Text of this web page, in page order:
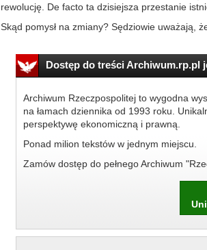
rewolucję. De facto ta dzisiejsza przestanie
Skąd pomysł na zmiany? Sędziowie uważają,
Dostęp do treści Archiwum.rp.pl
Archiwum Rzeczpospolitej to wygodna
na łamach dziennika od 1993 roku.
perspektywę ekonomiczną i prawną.
Ponad milion tekstów w jednym miejscu.
Zamów dostęp do pełnego Archiwum